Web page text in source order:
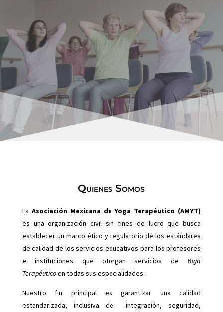
Quienes Somos
La Asociación Mexicana de Yoga Terapéutico (AMYT)
es una organización civil sin fines de lucro que busca
establecer un marco ético y regulatorio de los estándares
de calidad de los servicios educativos para los profesores
e instituciones que otorgan servicios de Yoga
Terapéuticoen todas sus especialidades.
Nuestro fin principal es garantizar una calidad
estandarizada, inclusiva de integración, seguridad,